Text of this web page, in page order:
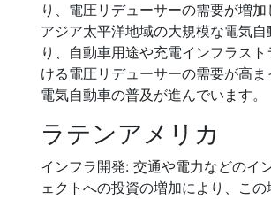
り、電圧リデューサーの需要が増加
アジア太平洋地域の大規模な電気自
り、自動車用途や充電インフラス
ける電圧リデューサーの需要が高ま
電気自動車の普及が進んでいます。
ラテンアメリカ
インフラ開発: 交通や電力などのイ
ェクトへの投資の増加により、こ